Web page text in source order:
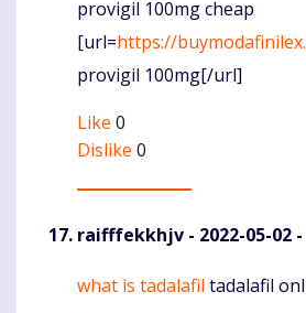
Komentaras
provigil 100mg cheap
[url=https://
provigil 100mg[/url]
Like 0
Dislike 0
raifffekkhjv - 2022-05-02
Komentaras
what is tadalafil tadalafil